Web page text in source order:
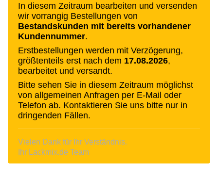
In diesem Zeitraum bearbeiten und versenden
wir vorrangig Bestellungen von
Bestandskunden mit bereits vorhandener
Kundennummer.
Erstbestellungen werden mit Verzögerung,
größtenteils erst nach dem 17.08.2026,
bearbeitet und versandt.
Bitte sehen Sie in diesem Zeitraum möglichst
von allgemeinen Anfragen per E-Mail oder
Telefon ab. Kontaktieren Sie uns bitte nur in
dringenden Fällen.
Vielen Dank für Ihr Verständnis.
Ihr Lackmix.de Team